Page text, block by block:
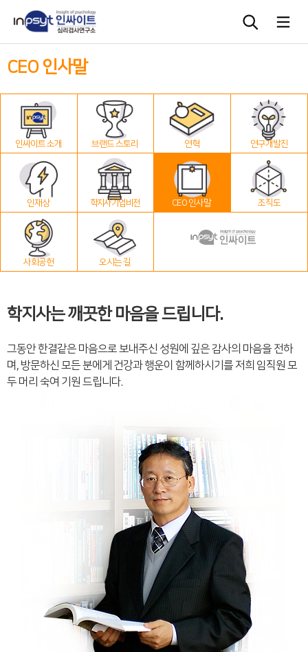
심리검사
상담도구
교육 워크숍
단체검사
CEO 인사말
인싸이트 소개 브랜드 스토리 연혁 연구개발진
인재상 학지사 기업 비전 CEO 인사말 조직도
사회공헌 오시는 길
학지사는 깨끗한 마음을 드립니다.
그동안 한결같은 마음으로 보내주신 성원에 깊은 감사의 마음을 전하
며, 방문하신 모든 분에게 건강과 행운이 함께하시기를 저희 임직원 모
두 머리 숙여 기원 드립니다.